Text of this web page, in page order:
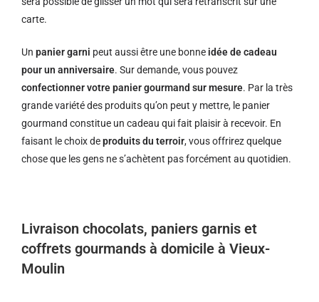
carte.
Un panier garni peut aussi être une bonne idée de cadeau
pour un anniversaire. Sur demande, vous pouvez
confectionner votre panier gourmand sur mesure. Par la très
grande variété des produits qu’on peut y mettre, le panier
gourmand constitue un cadeau qui fait plaisir à recevoir. En
faisant le choix deproduits du terroir, vous offrirez quelque
chose que les gens ne s’achètent pas forcément au quotidien.
Livraison chocolats, paniers garnis et
coffrets gourmands à domicile à Vieux-
Moulin